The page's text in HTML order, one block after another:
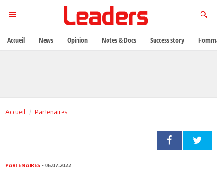
Accueil Partenaires
PARTENAIRES - 06.07.2022
Accueil News Opinion Notes & Docs Success story